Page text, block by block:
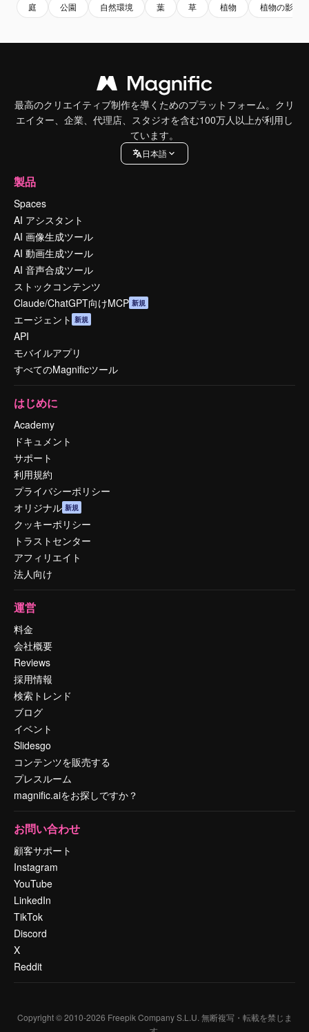
庭 公園 自然環境 葉 草 植物 植物の影
最高のクリエイティブ制作を導くためのプラットフォーム。クリ
エイター、企業、代理店、スタジオを含む100万人以上が利用し
ています。
日本語
製品
Spaces
AI アシスタント
AI 画像生成ツール
AI 動画生成ツール
AI 音声合成ツール
ストックコンテンツ
Claude/ChatGPT向けMCP 新規
エージェント 新規
API
モバイルアプリ
すべてのMagnificツール
はじめに
Academy
ドキュメント
サポート
利用規約
プライバシーポリシー
オリジナル 新規
クッキーポリシー
トラストセンター
アフィリエイト
法人向け
運営
料金
会社概要
Reviews
採用情報
検索トレンド
ブログ
イベント
Slidesgo
コンテンツを販売する
プレスルーム
magnific.aiをお探しですか？
お問い合わせ
顧客サポート
Instagram
YouTube
LinkedIn
TikTok
Discord
X
Reddit
Copyright © 2010-2026 Freepik Company S.L.U. 無断複写・転載を禁じま